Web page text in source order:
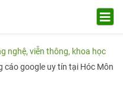
nghệ, viễn thông, khoa học
cáo google uy tín tại Hóc Môn